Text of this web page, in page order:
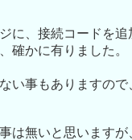
に、接続コードを
確かに有りました。
い事もありますので
は無いと思います